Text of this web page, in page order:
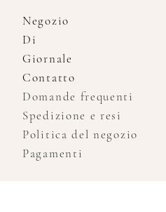
Negozio
Di
Giornale
Contatto
Domande frequenti
Spedizione e resi
Politica del negozio
Pagamenti